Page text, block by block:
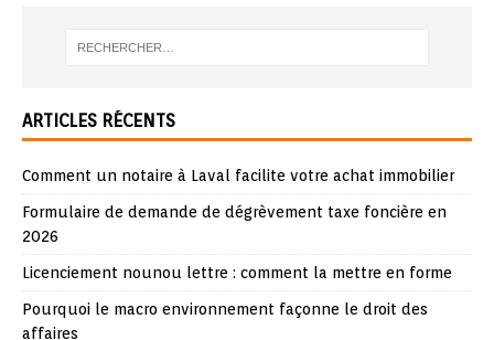
ARTICLES RÉCENTS
Comment un notaire à Laval facilite votre achat immobilier
Formulaire de demande de dégrèvement taxe foncière en
2026
Licenciement nounou lettre : comment la mettre en forme
Pourquoi le macro environnement façonne le droit des
affaires